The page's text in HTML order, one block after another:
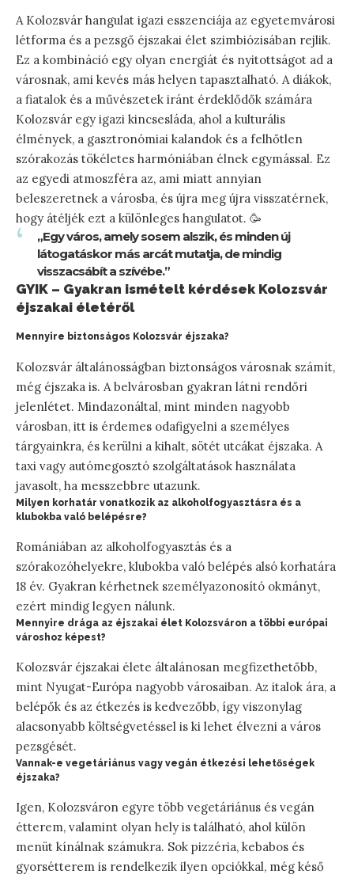
A Kolozsvár hangulat igazi esszenciája az egyetemvárosi
létforma és a pezsgő éjszakai élet szimbiózisában rejlik.
Ez a kombináció egy olyan energiát és nyitottságot ad a
városnak, ami kevés más helyen tapasztalható. A diákok,
a fiatalok és a művészetek iránt érdeklődők számára
Kolozsvár egy igazi kincsesláda, ahol a kulturális
élmények, a gasztronómiai kalandok és a felhőtlen
szórakozás tökéletes harmóniában élnek egymással. Ez
az egyedi atmoszféra az, ami miatt annyian
beleszeretnek a városba, és újra meg újra visszatérnek,
hogy átéljék ezt a különleges hangulatot. 🥳
„Egy város, amely sosem alszik, és minden új
látogatáskor más arcát mutatja, de mindig
visszacsábít a szívébe.”
GYIK – Gyakran ismételt kérdések Kolozsvár
éjszakai életéről
Mennyire biztonságos Kolozsvár éjszaka?
Kolozsvár általánosságban biztonságos városnak számít,
még éjszaka is. A belvárosban gyakran látni rendőri
jelenlétet. Mindazonáltal, mint minden nagyobb
városban, itt is érdemes odafigyelni a személyes
tárgyainkra, és kerülni a kihalt, sötét utcákat éjszaka. A
taxi vagy autómegosztó szolgáltatások használata
javasolt, ha messzebbre utazunk.
Milyen korhatár vonatkozik az alkoholfogyasztásra és a
klubokba való belépésre?
Romániában az alkoholfogyasztás és a
szórakozóhelyekre, klubokba való belépés alsó korhatára
18 év. Gyakran kérhetnek személyazonosító okmányt,
ezért mindig legyen nálunk.
Mennyire drága az éjszakai élet Kolozsváron a többi európai
városhoz képest?
Kolozsvár éjszakai élete általánosan megfizethetőbb,
mint Nyugat-Európa nagyobb városaiban. Az italok ára, a
belépők és az étkezés is kedvezőbb, így viszonylag
alacsonyabb költségvetéssel is ki lehet élvezni a város
pezsgését.
Vannak-e vegetáriánus vagy vegán étkezési lehetőségek
éjszaka?
Igen, Kolozsváron egyre több vegetáriánus és vegán
étterem, valamint olyan hely is található, ahol külön
menüt kínálnak számukra. Sok pizzéria, kebabos és
gyorsétterem is rendelkezik ilyen opciókkal, még késő